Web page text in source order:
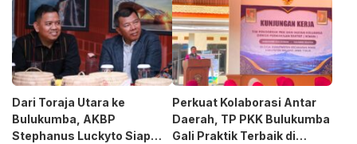
Dari Toraja Utara ke
Bulukumba, AKBP
Stephanus Luckyto Siap
Perkuat Kolaborasi Antar
Daerah, TP PKK Bulukumba
Gali Praktik Terbaik di